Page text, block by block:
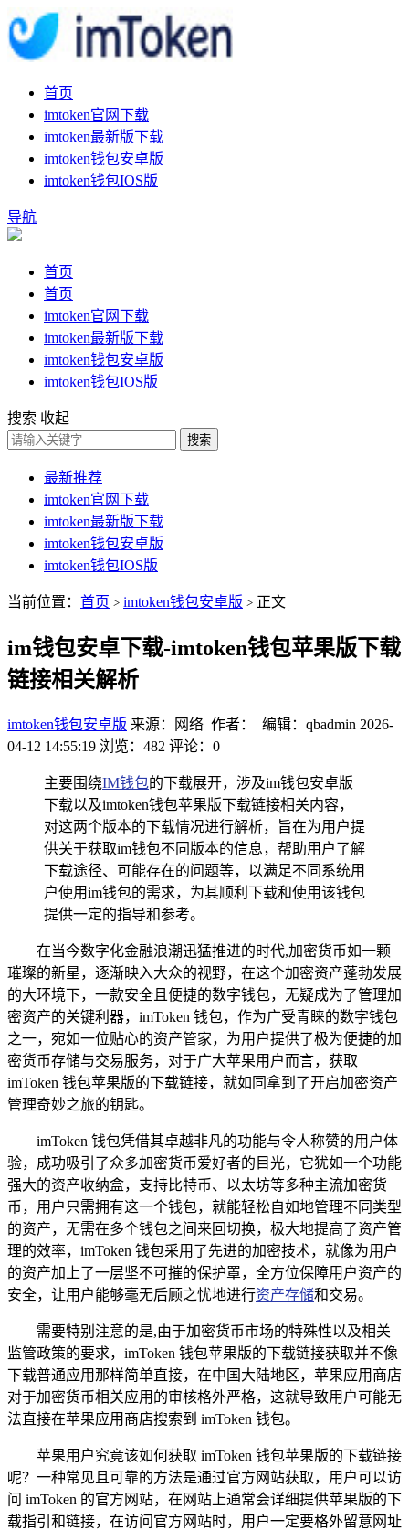
首页
imtoken官网下载
imtoken最新版下载
imtoken钱包安卓版
imtoken钱包IOS版
导航
首页
首页
imtoken官网下载
imtoken最新版下载
imtoken钱包安卓版
imtoken钱包IOS版
搜索 收起
搜索
最新推荐
imtoken官网下载
imtoken最新版下载
imtoken钱包安卓版
imtoken钱包IOS版
当前位置： 首页 > imtoken钱包安卓版 > 正文
im钱包安卓下载-imtoken钱包苹果版下载
链接相关解析
imtoken钱包安卓版 来源：网络 作者： 编辑：qbadmin 2026-
04-12 14:55:19 浏览：482 评论：0
主要围绕IM钱包的下载展开，涉及im钱包安卓版
下载以及imtoken钱包苹果版下载链接相关内容，
对这两个版本的下载情况进行解析，旨在为用户提
供关于获取im钱包不同版本的信息，帮助用户了解
下载途径、可能存在的问题等，以满足不同系统用
户使用im钱包的需求，为其顺利下载和使用该钱包
提供一定的指导和参考。
在当今数字化金融浪潮迅猛推进的时代,加密货币如一颗
璀璨的新星，逐渐映入大众的视野，在这个加密资产蓬勃发展
的大环境下，一款安全且便捷的数字钱包，无疑成为了管理加
密资产的关键利器，imToken 钱包，作为广受青睐的数字钱包
之一，宛如一位贴心的资产管家，为用户提供了极为便捷的加
密货币存储与交易服务，对于广大苹果用户而言，获取
imToken 钱包苹果版的下载链接，就如同拿到了开启加密资产
管理奇妙之旅的钥匙。
imToken 钱包凭借其卓越非凡的功能与令人称赞的用户体
验，成功吸引了众多加密货币爱好者的目光，它犹如一个功能
强大的资产收纳盒，支持比特币、以太坊等多种主流加密货
币，用户只需拥有这一个钱包，就能轻松自如地管理不同类型
的资产，无需在多个钱包之间来回切换，极大地提高了资产管
理的效率，imToken 钱包采用了先进的加密技术，就像为用户
的资产加上了一层坚不可摧的保护罩，全方位保障用户资产的
安全，让用户能够毫无后顾之忧地进行资产存储和交易。
需要特别注意的是,由于加密货币市场的特殊性以及相关
监管政策的要求，imToken 钱包苹果版的下载链接获取并不像
下载普通应用那样简单直接，在中国大陆地区，苹果应用商店
对于加密货币相关应用的审核格外严格，这就导致用户可能无
法直接在苹果应用商店搜索到 imToken 钱包。
苹果用户究竟该如何获取 imToken 钱包苹果版的下载链接
呢？一种常见且可靠的方法是通过官方网站获取，用户可以访
问 imToken 的官方网站，在网站上通常会详细提供苹果版的下
载指引和链接，在访问官方网站时，用户一定要格外留意网址